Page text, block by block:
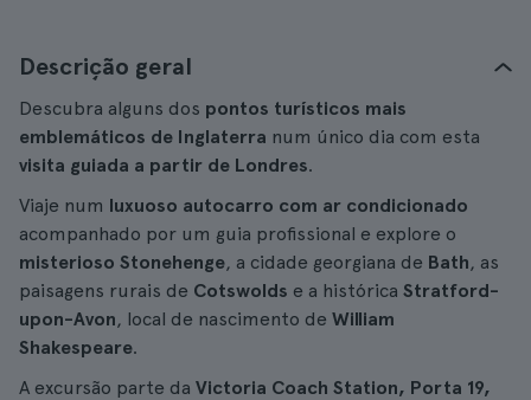
Descrição geral
Descubra alguns dos pontos turísticos mais
emblemáticos de Inglaterra num único dia com esta
visita guiada a partir de Londres.
Viaje num luxuoso autocarro com ar condicionado
acompanhado por um guia profissional e explore o
misterioso Stonehenge, a cidade georgiana de Bath, as
paisagens rurais de Cotswolds e a histórica Stratford-
upon-Avon, local de nascimento de William
Shakespeare.
A excursão parte da Victoria Coach Station, Porta 19,